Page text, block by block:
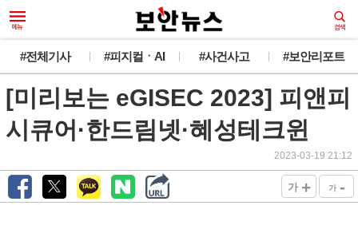
#전체기사 #피지컬ㆍAI #사건사고 #보안리포트
[미리보는 eGISEC 2023] 피앤피
시큐어·한드림넷·혜성테크윈
2023-03-19 21:12
가 + 가 -